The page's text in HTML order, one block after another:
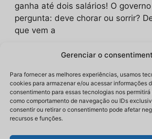
Gerenciar o
Para fornecer as melhores experiências, usamos
cookies para armazenar e/ou acessar informações
consentimento para essas tecnologias nos
como comportamento de navegação ou IDs
consentir ou retirar o consentimento pode afetar
recursos e funções.
ganha até dois salários! O
pergunta: deve chorar ou sorrir?
que vem a
Categorias
Tags
2025,Arthur Lira,Câmara dos
governo, imposto de renda,
Guimarães,lei,medida provisória,
lei,renda,renúncia fiscal
Deixe um comentário